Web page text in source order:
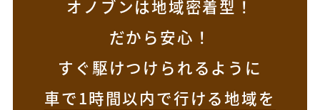
オノブンは地域密着型！
だから安心！
すぐ駆けつけられるように
車で1時間以内で行ける地域を